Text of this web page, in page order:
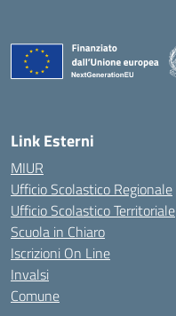
Link Esterni
MIUR
Ufficio Scolastico Regionale
Ufficio Scolastico Territoriale
Scuola in Chiaro
Iscrizioni On Line
Invalsi
Comune